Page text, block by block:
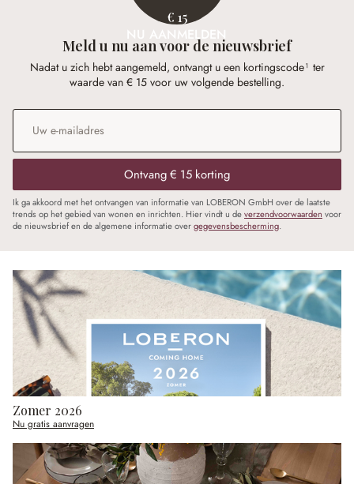
€ 15
NU AANMELDEN
Meld u nu aan voor de nieuwsbrief
Nadat u zich hebt aangemeld, ontvangt u een kortingscode¹ ter
waarde van € 15 voor uw volgende bestelling.
E-mailadres
Ontvang € 15 korting
Ik ga akkoord met het ontvangen van informatie van LOBERON GmbH over de laatste
trends op het gebied van wonen en inrichten. Hier vindt u deverzendvoorwaarden voor
de nieuwsbrief en de algemene informatie overgegevensbescherming.
Zomer 2026
Nu gratis aanvragen